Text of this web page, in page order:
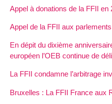
Appel à donations de la FFII en
Appel de la FFII aux
En dépit du dixième
européen l’OEB continue de
La FFII condamne l’arbitrage
Bruxelles : La FFII France aux